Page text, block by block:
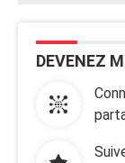
DEVENEZ